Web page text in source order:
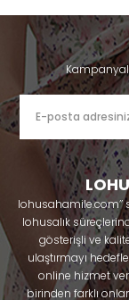
lohusahamile.com’’
lohusalık
gösterişli ve
ulaştırmayı
online hizmet
birinden farklı